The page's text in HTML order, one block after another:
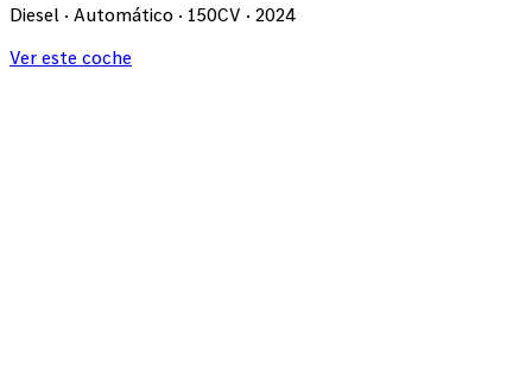
Diesel · Automático · 150CV · 2024
Ver este coche